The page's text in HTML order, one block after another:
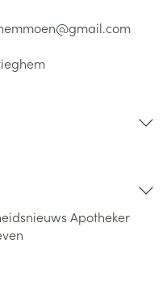
gmail.com
Apotheker